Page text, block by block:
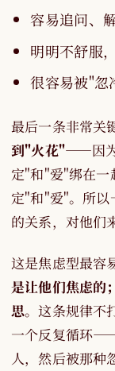
容易追问、
明明不舒服
很容易被"忽
最后一条非常关
到"火花"——因为
定"和"爱"绑在一
定"和"爱"。所以
的关系，对他们
这是焦虑型最容
是让他们焦虑的
思。这条规律不
一个反复循环
人，然后被那种